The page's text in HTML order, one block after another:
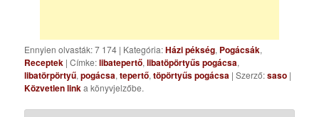
Ennyien olvasták: 7 174 | Kategória:Házi pékség, Pogácsák,
Receptek | Címke:libatepertő,libatöpörtyűs pogácsa,
libatörpörtyű,pogácsa,tepertő,töpörtyűs pogácsa | Szerző:saso |
Közvetlen linka könyvjelzőbe.